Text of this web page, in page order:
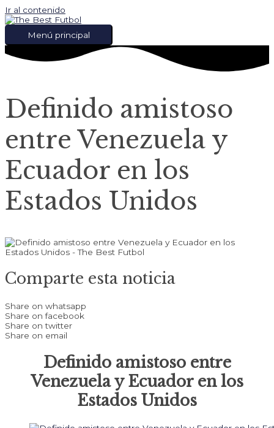
Ir al contenido
Menú principal
Definido amistoso
entre Venezuela y
Ecuador en los
Estados Unidos
Comparte esta noticia
Share on whatsapp
Share on facebook
Share on twitter
Share on email
Definido amistoso entre
Venezuela y Ecuador en los
Estados Unidos